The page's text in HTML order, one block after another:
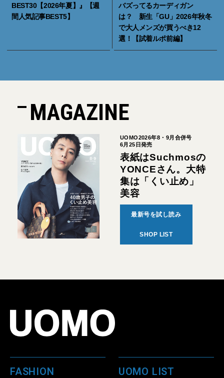
BEST30【2026年夏】』【週
間人気記事BEST5】
バズってるカーディガン
は？ 新生「GU」2026年秋冬
で大人メンズが買うべき12
選！【試着ルポ前編】
MAGAZINE
UOMO2026年8・9月合併号
6月25日発売
表紙はSuchmosの
YONCEさん。大特
集は「くい止め」
美容
最新号を試し読み
SHOP LIST
FASHION UOMO LIST